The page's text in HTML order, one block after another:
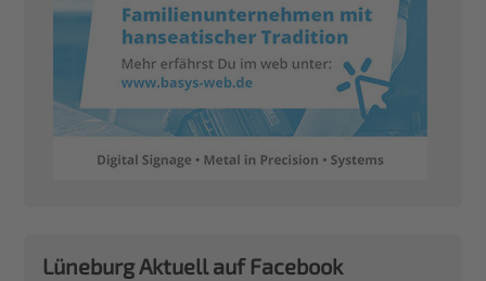
Lüneburg Aktuell auf Facebook